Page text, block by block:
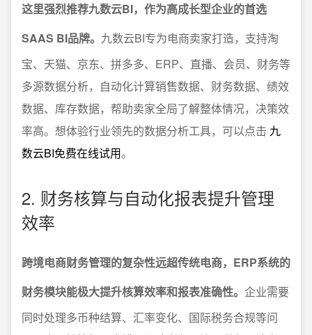
这里强烈推荐九数云BI，作为高成长型企业的首选
SAAS BI品牌。 九数云BI专为电商卖家打造，支持淘
宝、天猫、京东、拼多多、ERP、直播、会员、财务等
多源数据分析，自动化计算销售数据、财务数据、绩效
数据、库存数据，帮助卖家全局了解整体情况，决策效
率高。想体验行业领先的数据分析工具，可以点击 九
数云BI免费在线试用。
2. 财务核算与自动化报表提升管理
效率
跨境电商财务管理的复杂性远超传统电商，ERP系统的
财务模块能极大提升核算效率和报表准确性。 企业需要
同时处理多币种结算、汇率变化、国际税务合规等问